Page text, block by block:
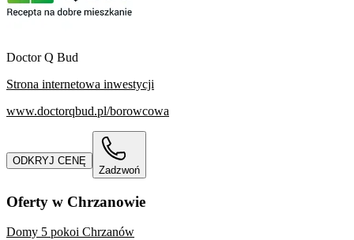
Doctor Q Bud
Strona internetowa inwestycji
www.doctorqbud.pl/borowcowa
ODKRYJ CENĘ
Zadzwoń
Oferty w Chrzanowie
Domy 5 pokoi Chrzanów